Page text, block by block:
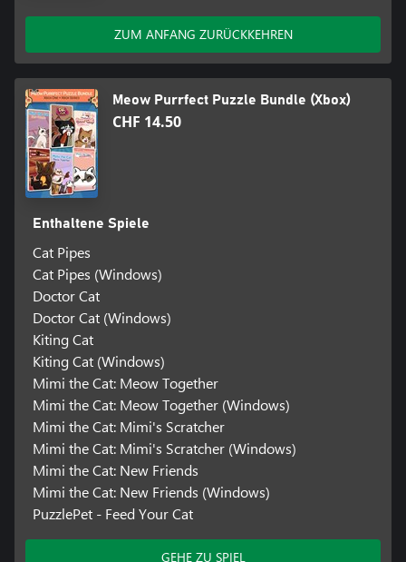
ZUM ANFANG ZURÜCKKEHREN
Meow Purrfect Puzzle Bundle (Xbox)
CHF 14.50
Enthaltene Spiele
Cat Pipes
Cat Pipes (Windows)
Doctor Cat
Doctor Cat (Windows)
Kiting Cat
Kiting Cat (Windows)
Mimi the Cat: Meow Together
Mimi the Cat: Meow Together (Windows)
Mimi the Cat: Mimi's Scratcher
Mimi the Cat: Mimi's Scratcher (Windows)
Mimi the Cat: New Friends
Mimi the Cat: New Friends (Windows)
PuzzlePet - Feed Your Cat
GEHE ZU SPIEL